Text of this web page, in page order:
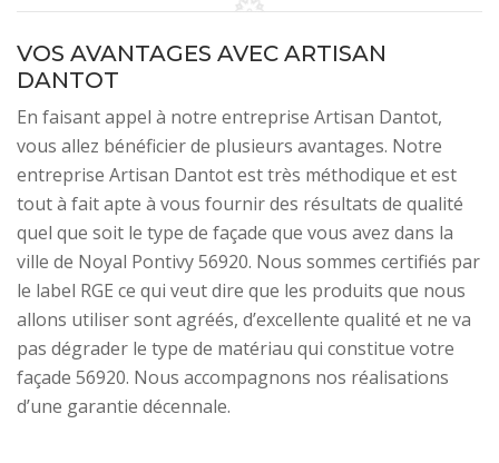
VOS AVANTAGES AVEC ARTISAN
DANTOT
En faisant appel à notre entreprise Artisan Dantot,
vous allez bénéficier de plusieurs avantages. Notre
entreprise Artisan Dantot est très méthodique et est
tout à fait apte à vous fournir des résultats de qualité
quel que soit le type de façade que vous avez dans la
ville de Noyal Pontivy 56920. Nous sommes certifiés par
le label RGE ce qui veut dire que les produits que nous
allons utiliser sont agréés, d’excellente qualité et ne va
pas dégrader le type de matériau qui constitue votre
façade 56920. Nous accompagnons nos réalisations
d’une garantie décennale.